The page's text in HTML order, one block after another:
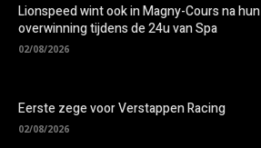
Lionspeed wint ook in Magny-Cours na hun
overwinning tijdens de 24u van Spa
02/08/2026
Eerste zege voor Verstappen Racing
02/08/2026